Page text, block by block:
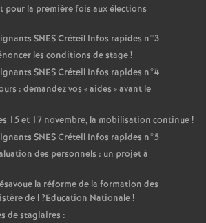
pour la première fois aux élections
SNESCréteil Infos rapides n°3
les conditions de stage!
SNESCréteil Infos rapides n°4
: demandez vos «aides » avant le
15 et 17 novembre, la mobilisation continue!
SNESCréteil Infos rapides n°5
des personnels : un projet à
la réforme de la formation des
de l?Education Nationale!
de stagiaires :